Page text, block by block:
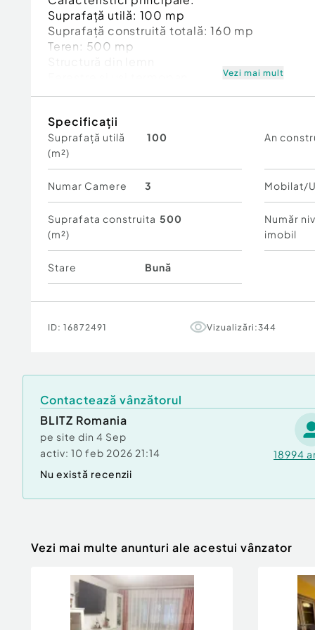
Suprafață utilă: 100 mp
Suprafață construită totală: 160 mp
Teren: 500 mp
Fosă septică
Centrală termică pentru apă caldă
Sistem de stocare energie cu panouri de 6 kW
Compartimentare:
Parter: living generos, bucătărie open-space
Etaj: 2 dormitoare confortabile
Facilități exterioare:
Ciubăr cu sistem de încălzire integrat,
Proprietatea este ideală atât pentru locuință
să ne contactați.
Cod ofertă / ID BLITZ: P174950
Id intern: P174950
Număr Băi:1
Vezi mai mult
Specificații
Suprafață utilă
(m²)
100 An
Numar Camere 3 Mobilat/
Suprafata construita
(m²)
500
Număr
imobil
Stare Bună
ID: 16872491 Vizualizări:344
Contactează vânzătorul
BLITZ Romania
pe site din 4 Sep
activ: 10 feb 2026 21:14 18994
Nu există recenzii
Vezi mai multe anunturi ale acestui vânzator